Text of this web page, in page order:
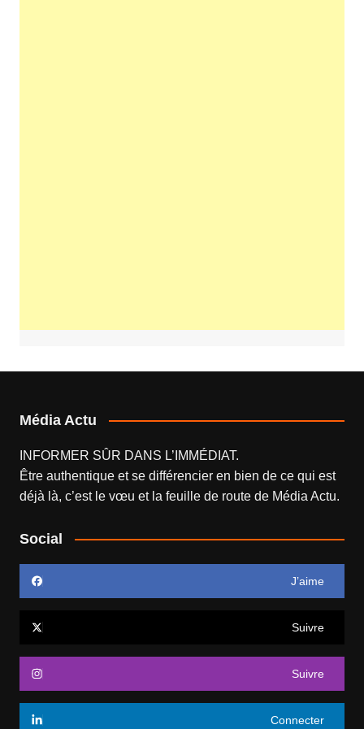
Média Actu
INFORMER SÛR DANS L’IMMÉDIAT.
Être authentique et se différencier en bien de ce qui est
déjà là, c’est le vœu et la feuille de route de Média Actu.
Social
J’aime
Suivre
Suivre
Connecter